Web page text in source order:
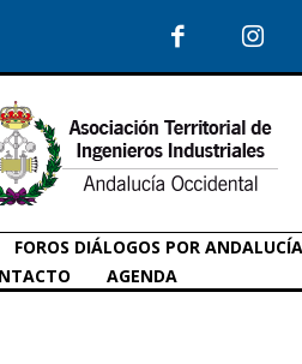
FOROS DIÁLOGOS POR ANDALUCÍA
AGENDA